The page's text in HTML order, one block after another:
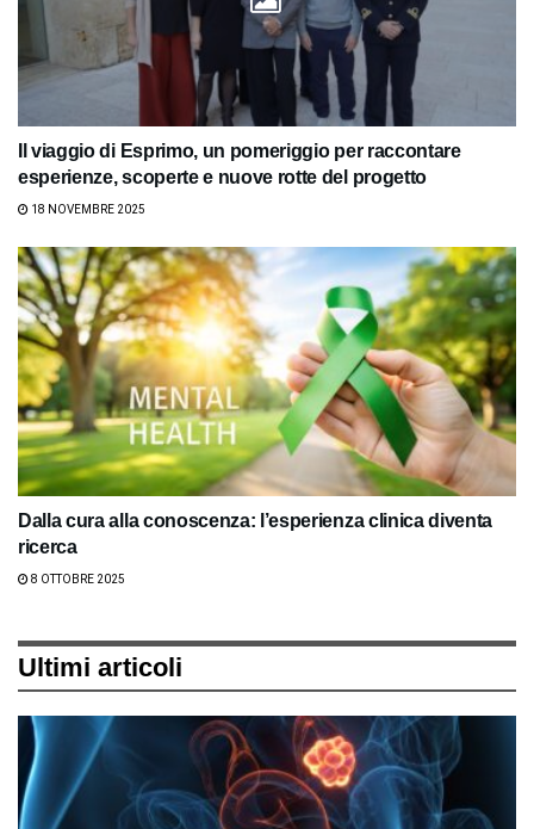
Il viaggio di Esprimo, un pomeriggio per raccontare
esperienze, scoperte e nuove rotte del progetto
18 NOVEMBRE 2025
Dalla cura alla conoscenza: l’esperienza clinica diventa
ricerca
8 OTTOBRE 2025
Ultimi articoli